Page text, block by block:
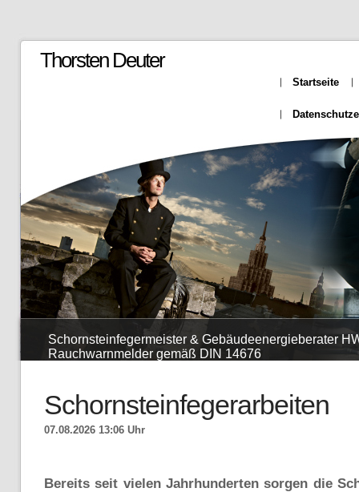
Schornsteinfegermeister & Gebäudeenergieberater
Rauchwarnmelder gemäß DIN 14676
Thorsten Deuter
Startseite
Schornsteinfegerarbeiten
07.08.2026 13:06 Uhr
Bereits seit vielen Jahrhunderten sorgen die